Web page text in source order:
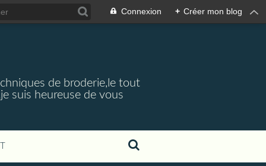
Connexion + Créer mon blog
de broderie,le tout
suis heureuse de vous